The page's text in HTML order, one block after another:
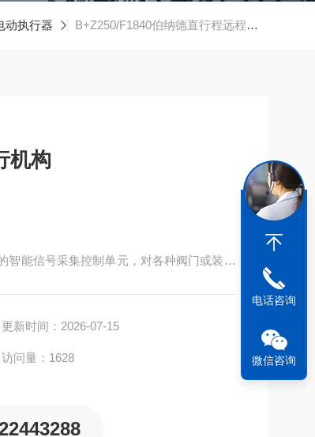
动执行器 B+Z250/F1840伯纳德直行程远程控制电动执行机构
机构
智能信号采集控制单元，对各种阀门或装置
更新时间：2026-07-15
访问量：1628
电话咨询
微信咨询